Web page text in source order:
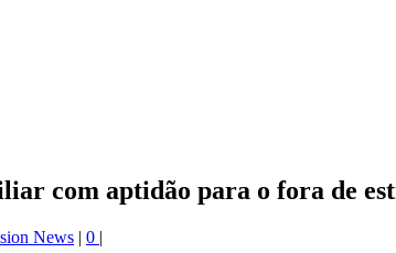
com aptidão para o fora de
News | 0 |